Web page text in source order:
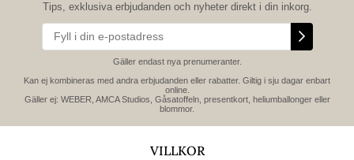
Tips, exklusiva erbjudanden och nyheter direkt i din inkorg.
Gäller endast nya prenumeranter.
Kan ej kombineras med andra erbjudanden eller rabatter. Giltig i sju dagar enbart
online.
Gäller ej: WEBER, AMCA Studios, Gåsatoffeln, presentkort, heliumballonger eller
blommor.
VILLKOR